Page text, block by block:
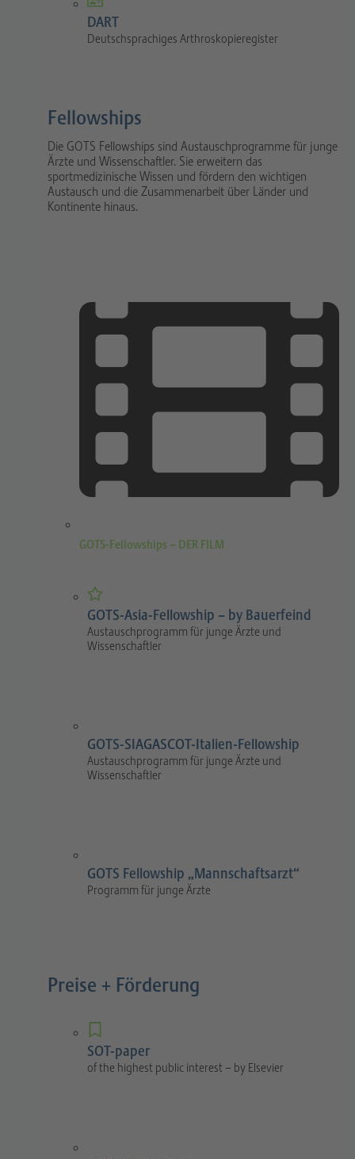
DART
Deutschsprachiges Arthroskopieregister
Fellowships
Die GOTS Fellowships sind Austauschprogramme für junge
Ärzte und Wissenschaftler. Sie erweitern das
sportmedizinische Wissen und fördern den wichtigen
Austausch und die Zusammenarbeit über Länder und
Kontinente hinaus.
GOTS-Fellowships – DER FILM
GOTS-Asia-Fellowship – by Bauerfeind
Austauschprogramm für junge Ärzte und
Wissenschaftler
GOTS-SIAGASCOT-Italien-Fellowship
Austauschprogramm für junge Ärzte und
Wissenschaftler
GOTS Fellowship „Mannschaftsarzt“
Programm für junge Ärzte
Preise + Förderung
SOT-paper
of the highest public interest – by Elsevier